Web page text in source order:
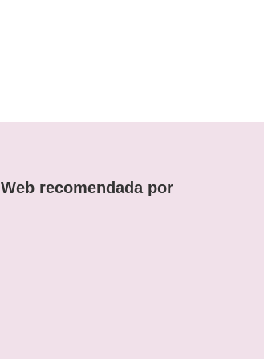
Web recomendada por